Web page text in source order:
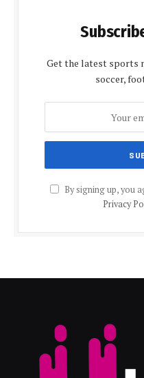
Get the latest sports
soccer,
By signing up, you
Privacy